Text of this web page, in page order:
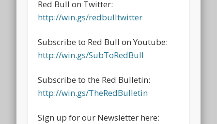
Red Bull on Twitter:
http://win.gs/redbulltwitter
Subscribe to Red Bull on Youtube:
http://win.gs/SubToRedBull
Subscribe to the Red Bulletin:
http://win.gs/TheRedBulletin
Sign up for our Newsletter here: